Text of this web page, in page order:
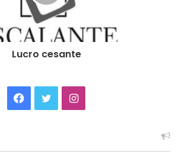
Lucro cesante
Facebook
TwitterInstagram